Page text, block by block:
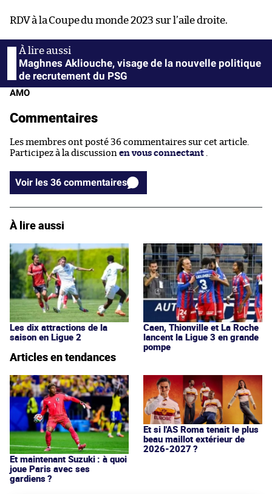
RDV à la Coupe du monde 2023 sur l’aile droite.
Maghnes Akliouche, visage de la nouvelle politique
de recrutement du PSG
AMO
Commentaires
Les membres ont posté 36 commentaires sur cet article.
Participez à la discussion en vous connectant
Voir les 36 commentaires
À lire aussi
Les dix attractions de la
saison en Ligue 2
Caen, Thionville et La Roche
lancent la Ligue 3 en grande
pompe
Articles en tendances
Et maintenant Suzuki : à quoi
joue Paris avec ses
gardiens ?
Et si l'AS Roma tenait le plus
beau maillot extérieur de
2026-2027 ?